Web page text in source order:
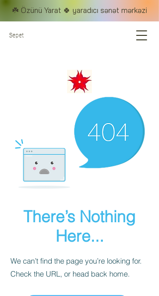
☘️ Özünü Yarat 🍀 yaradıcı sənət mərkəzi
Sepet
There’s Nothing
Here...
We can’t find the page you’re looking for.
Check the URL, or head back home.